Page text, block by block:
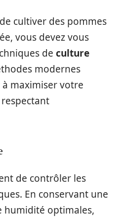
cultiver des pommes
vous devez vous
de culture
modernes
maximiser votre
de contrôler les
En conservant une
optimales,